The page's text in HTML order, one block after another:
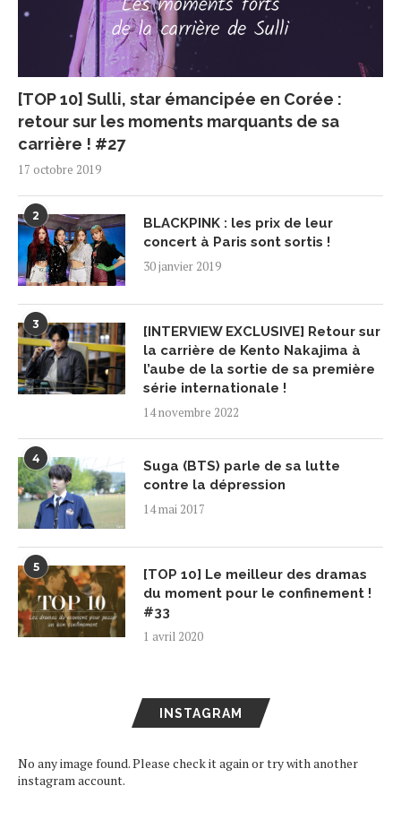
[TOP 10] Sulli, star émancipée en Corée :
retour sur les moments marquants de sa
carrière ! #27
17 octobre 2019
2
BLACKPINK : les prix de leur
concert à Paris sont sortis !
30 janvier 2019
3
[INTERVIEW EXCLUSIVE] Retour sur
la carrière de Kento Nakajima à
l’aube de la sortie de sa première
série internationale !
14 novembre 2022
4
Suga (BTS) parle de sa lutte
contre la dépression
14 mai 2017
5
[TOP 10] Le meilleur des dramas
du moment pour le confinement !
#33
1 avril 2020
INSTAGRAM
No any image found. Please check it again or try with another
instagram account.